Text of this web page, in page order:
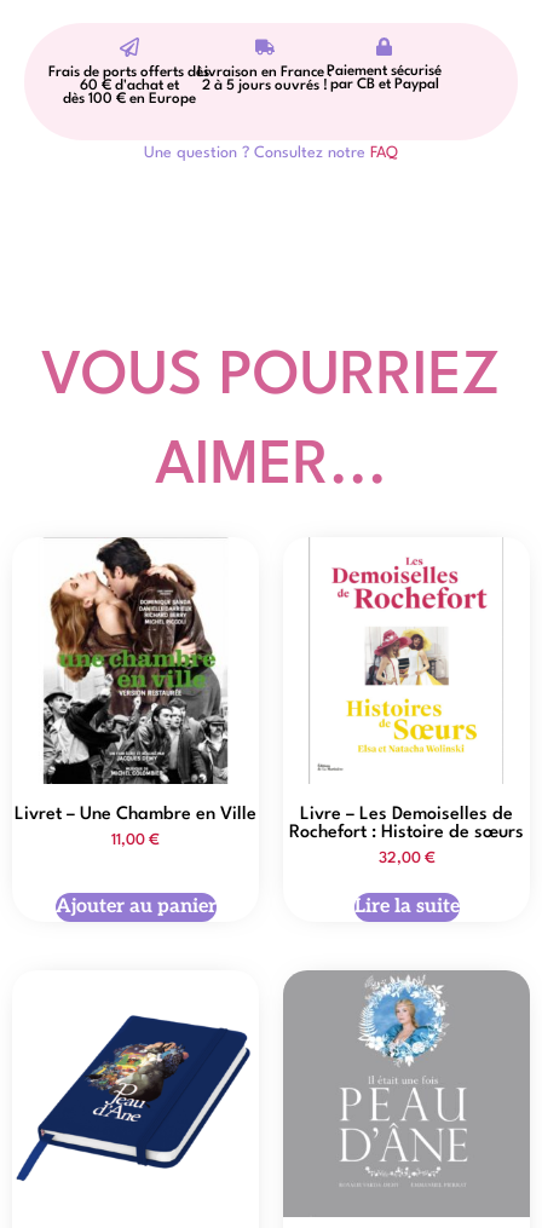
Frais de ports offerts dès
60 € d'achat et
dès 100 € en Europe
Livraison en France :
2 à 5 jours ouvrés !
Paiement sécurisé
par CB et Paypal
Une question ? Consultez notre FAQ
VOUS POURRIEZ
AIMER...
Livret – Une Chambre en Ville
11,00 €
Ajouter au panier
Livre – Les Demoiselles de
Rochefort : Histoire de sœurs
32,00 €
Lire la suite